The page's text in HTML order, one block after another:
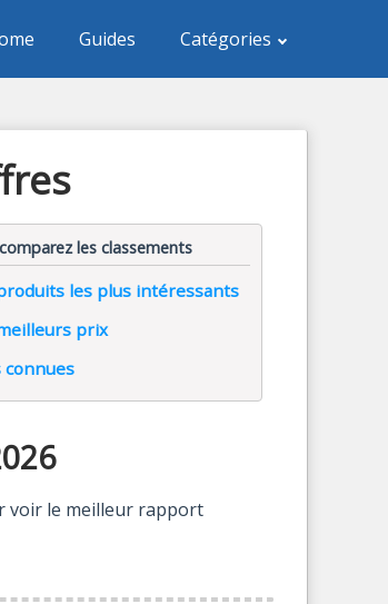
Guides Catégories
les classements
les plus intéressants
prix
connues
voir le meilleur rapport